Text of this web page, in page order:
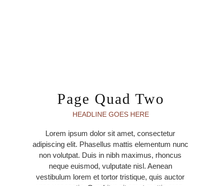
Page Quad Two
HEADLINE GOES HERE
Lorem ipsum dolor sit amet, consectetur
adipiscing elit. Phasellus mattis elementum nunc
non volutpat. Duis in nibh maximus, rhoncus
neque euismod, vulputate nisl. Aenean
vestibulum lorem et tortor tristique, quis auctor